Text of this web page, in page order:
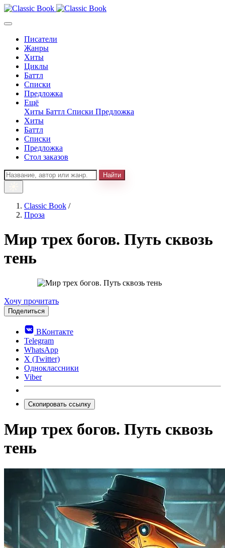
Писатели
Жанры
Хиты
Циклы
Баттл
Списки
Предложка
Ещё
Хиты Баттл Списки Предложка
Хиты
Баттл
Списки
Предложка
Стол заказов
Найти
Classic Book /
Проза
Мир трех богов. Путь сквозь
тень
Хочу прочитать
Поделиться
ВКонтакте
Telegram
WhatsApp
X (Twitter)
Одноклассники
Viber
Скопировать ссылку
Мир трех богов. Путь сквозь
тень